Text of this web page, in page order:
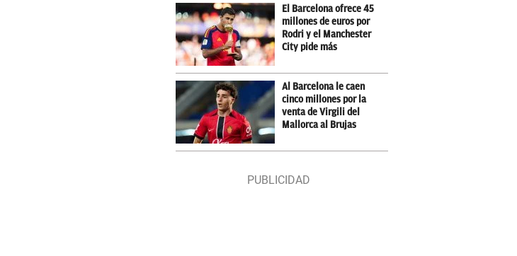
El Barcelona ofrece 45
millones de euros por
Rodri y el Manchester
City pide más
Al Barcelona le caen
cinco millones por la
venta de Virgili del
Mallorca al Brujas